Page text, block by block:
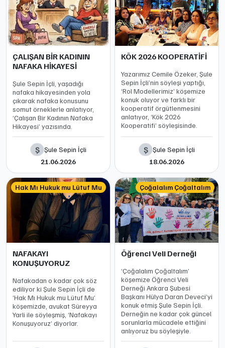
ÇALIŞAN BİR KADININ
NAFAKA HİKAYESİ
Şule Sepin İçli, yaşadığı
nafaka hikayesinden yola
çıkarak nafaka konusunu
somut örneklerle anlatıyor,
‘Çalışan Bir Kadının Nafaka
Hikayesi’ yazısında.
Ş Şule Sepin İçli
21.06.2026
KÖK 2026 KOOPERATİFİ
Yazarımız Cemile Özeker, Şule
Sepin İçli’nin söyleşi yaptığı,
‘Rol Modellerimiz’ köşemize
konuk oluyor ve farklı bir
kooperatif örgütlenmesini
anlatıyor, ‘Kök 2026
Kooperatifi’ söyleşisinde.
Ş Şule Sepin İçli
18.06.2026
Hak Mı Hukuk mu Lütuf Mu
NAFAKAYI
KONUŞUYORUZ
Nafakadan o kadar çok söz
ediliyor ki Şule Sepin İçli de
‘Hak Mı Hukuk mu Lütuf Mu’
köşemizde, avukat Süreyya
Yarli ile söyleşmiş, ‘Nafakayı
Konuşuyoruz’ diyorlar.
Çoğalalım Çoğaltalım
Öğrenci Veli Derneği
‘Çoğalalım Çoğaltalım’
köşemize Öğrenci Veli
Derneği Ankara Şubesi
Başkanı Hülya Daran Deveci’yi
konuk etmiş Şule Sepin İçli.
Derneğin ne kadar çok güncel
sorunlarla mücadele ettiğini
anlıyoruz bu söyleşiyle.